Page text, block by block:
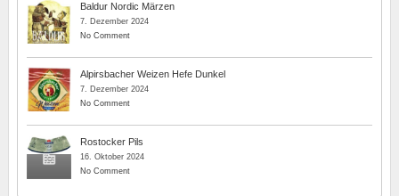
Baldur Nordic Märzen
7. Dezember 2024
No Comment
Alpirsbacher Weizen Hefe Dunkel
7. Dezember 2024
No Comment
Rostocker Pils
16. Oktober 2024
No Comment